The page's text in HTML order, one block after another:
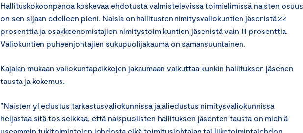
Hallituskokoonpanoa koskevaa ehdotusta valmistelevissa toimielimissä naisten osuus
on sen sijaan edelleen pieni. Naisia on hallitusten nimitysvaliokuntien jäsenistä 22
prosenttia ja osakkeenomistajien nimitystoimikuntien jäsenistä vain 11 prosenttia.
Valiokuntien puheenjohtajien sukupuolijakauma on samansuuntainen.
Kajalan mukaan valiokuntapaikkojen jakaumaan vaikuttaa kunkin hallituksen jäsenen
tausta ja kokemus.
”Naisten yliedustus tarkastusvaliokunnissa ja aliedustus nimitysvaliokunnissa
heijastaa sitä tosiseikkaa, että naispuolisten hallituksen jäsenten tausta on miehiä
useammin tukitoimintojen johdosta eikä toimitusjohtajan tai liiketoimintajohdon